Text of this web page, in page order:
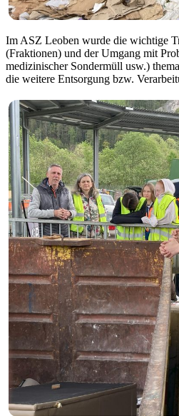
Im ASZ Leoben wurde die wichtige
(Fraktionen) und der Umgang mit
medizinischer Sondermüll usw.)
die weitere Entsorgung bzw.